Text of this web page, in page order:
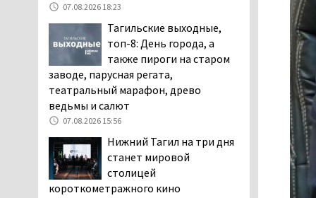
паразитов, которые искусали их
ребёнка в детской больнице
Нижнего Тагила
05.08.2026 17:59
Директора уральского
предприятия по
производству дронов
«Упырь» подорвали в автомобиле
под Екатеринбургом
05.08.2026 17:05
Эксперты назвали
причины массового мора
07.08.2026 18:23
Тагильские выходные,
топ-8: День города, а
также пироги на старом
заводе, парусная регата,
театральный марафон, древо
ведьмы и салют
07.08.2026 15:56
Нижний Тагил на три дня
станет мировой
столицей
короткометражного кино